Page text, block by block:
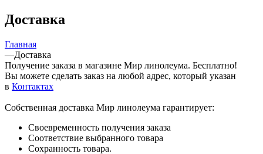
Доставка
Главная
—Доставка
Получение заказа в магазине Мир линолеума. Бесплатно!
Вы можете сделать заказ на любой адрес, который указан
в Контактах
Собственная доставка Мир линолеума гарантирует:
Своевременность получения заказа
Соответствие выбранного товара
Сохранность товара.